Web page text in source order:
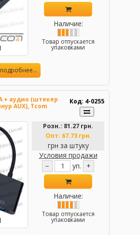
Наличие:
Товар отпускается
упаковками
подробнее...
+ аудио (штекер
AUX), Tcom
Код: 4-0255
Розн.: 81.27 грн.
Опт: 67.73 грн.
грн за штуку
Условия продажи
−
уп. +
Наличие:
Товар отпускается
упаковками